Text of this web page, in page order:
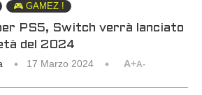
🎮 GAMEZ !
PS5, Switch verrà lanciato
del 2024
17 Marzo 2024 A+A-